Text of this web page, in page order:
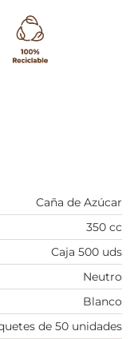
Caña de Azúcar
350 cc
Caja 500 uds
Neutro
Blanco
de 50 unidades